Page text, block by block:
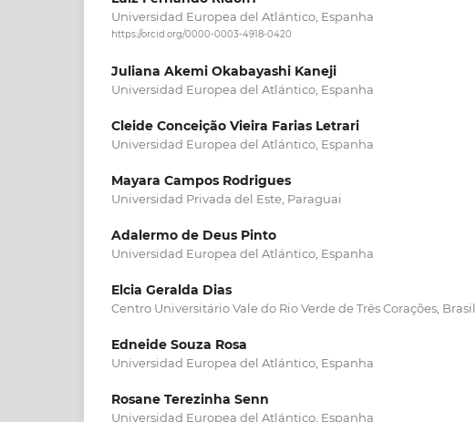
Universidad Europea del Atlántico, Espanha
https://orcid.org/0000-0003-4918-0420
Juliana Akemi Okabayashi Kaneji
Universidad Europea del Atlántico, Espanha
Cleide Conceição Vieira Farias Letrari
Universidad Europea del Atlántico, Espanha
Mayara Campos Rodrigues
Universidad Privada del Este, Paraguai
Adalermo de Deus Pinto
Universidad Europea del Atlántico, Espanha
Elcia Geralda Dias
Centro Universitário Vale do Rio Verde de Três Corações, Brasil
Edneide Souza Rosa
Universidad Europea del Atlántico, Espanha
Rosane Terezinha Senn
Universidad Europea del Atlántico, Espanha